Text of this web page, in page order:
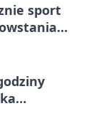
sport